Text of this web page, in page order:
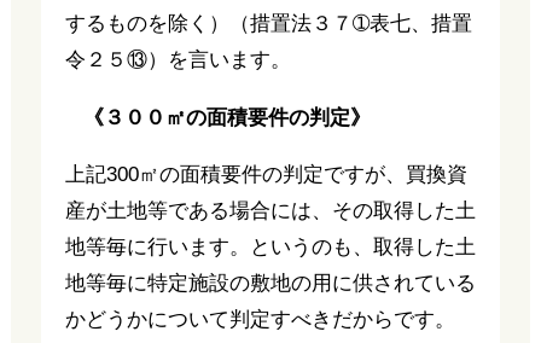
するものを除く）（措置法３７➀表七、措置
令２５⑬）を言います。
《３００㎡の面積要件の判定》
上記300㎡の面積要件の判定ですが、買換資
産が土地等である場合には、その取得した土
地等毎に行います。というのも、取得した土
地等毎に特定施設の敷地の用に供されている
かどうかについて判定すべきだからです。